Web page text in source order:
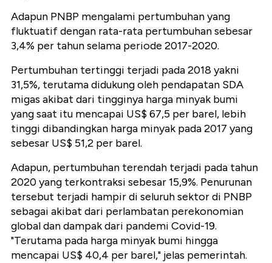
Adapun PNBP mengalami pertumbuhan yang
fluktuatif dengan rata-rata pertumbuhan sebesar
3,4% per tahun selama periode 2017-2020.
Pertumbuhan tertinggi terjadi pada 2018 yakni
31,5%, terutama didukung oleh pendapatan SDA
migas akibat dari tingginya harga minyak bumi
yang saat itu mencapai US$ 67,5 per barel, lebih
tinggi dibandingkan harga minyak pada 2017 yang
sebesar US$ 51,2 per barel.
Adapun, pertumbuhan terendah terjadi pada tahun
2020 yang terkontraksi sebesar 15,9%. Penurunan
tersebut terjadi hampir di seluruh sektor di PNBP
sebagai akibat dari perlambatan perekonomian
global dan dampak dari pandemi Covid-19.
"Terutama pada harga minyak bumi hingga
mencapai US$ 40,4 per barel," jelas pemerintah.